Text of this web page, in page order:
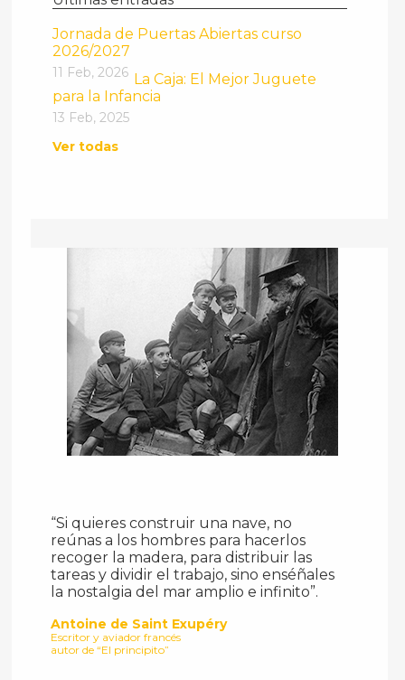
Jornada de Puertas Abiertas curso
2026/2027
11 Feb, 2026 La Caja: El Mejor Juguete
para la Infancia
13 Feb, 2025
Ver todas
“Si quieres construir una nave, no
reúnas a los hombres para hacerlos
recoger la madera, para distribuir las
tareas y dividir el trabajo, sino enséñales
la nostalgia del mar amplio e infinito”.
Antoine de Saint Exupéry
Escritor y aviador francés
autor de “El principito”